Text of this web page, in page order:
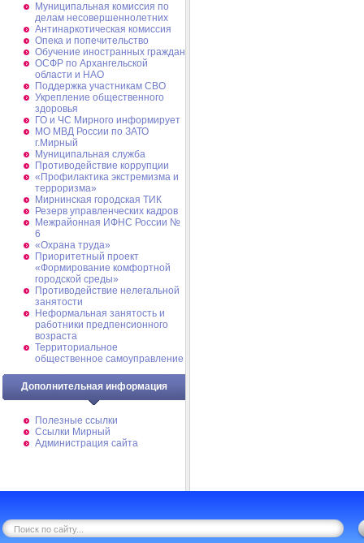
Муниципальная комиссия по
делам несовершеннолетних
Антинаркотическая комиссия
Опека и попечительство
Обучение иностранных граждан
ОСФР по Архангельской
области и НАО
Поддержка участникам СВО
Укрепление общественного
здоровья
ГО и ЧС Мирного информирует
МО МВД России по ЗАТО
г.Мирный
Муниципальная cлужба
Противодействие коррупции
«Профилактика экстремизма и
терроризма»
Мирнинская городская ТИК
Резерв управленческих кадров
Межрайонная ИФНС России №
6
«Охрана труда»
Приоритетный проект
«Формирование комфортной
городской среды»
Противодействие нелегальной
занятости
Неформальная занятость и
работники предпенсионного
возраста
Территориальное
общественное самоуправление
Дополнительная информация
Полезные ссылки
Ссылки Мирный
Администрация сайта